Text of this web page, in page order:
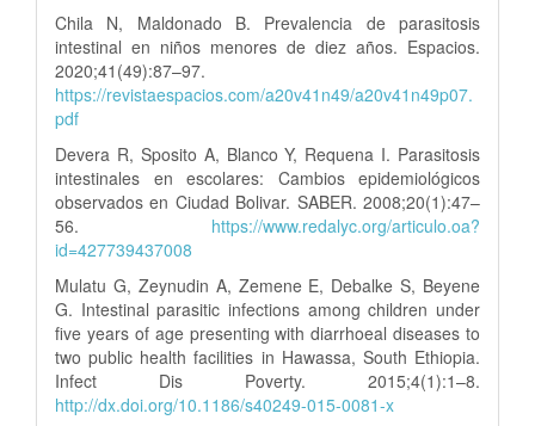
Chila N, Maldonado B. Prevalencia de parasitosis
intestinal en niños menores de diez años. Espacios.
2020;41(49):87–97.
https://revistaespacios.com/a20v41n49/a20v41n49p07.
pdf
Devera R, Sposito A, Blanco Y, Requena I. Parasitosis
intestinales en escolares: Cambios epidemiológicos
observados en Ciudad Bolivar. SABER. 2008;20(1):47–
56. https://www.redalyc.org/articulo.oa?
id=427739437008
Mulatu G, Zeynudin A, Zemene E, Debalke S, Beyene
G. Intestinal parasitic infections among children under
five years of age presenting with diarrhoeal diseases to
two public health facilities in Hawassa, South Ethiopia.
Infect Dis Poverty. 2015;4(1):1–8.
http://dx.doi.org/10.1186/s40249-015-0081-x